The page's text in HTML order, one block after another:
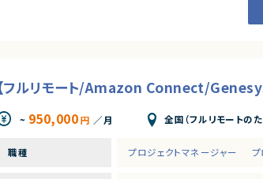
【フルリモート/Amazon Connect/Genesys
~ 950,000円 ／月 全国（フルリモートのた
職種 プロジェクトマネージャー プ